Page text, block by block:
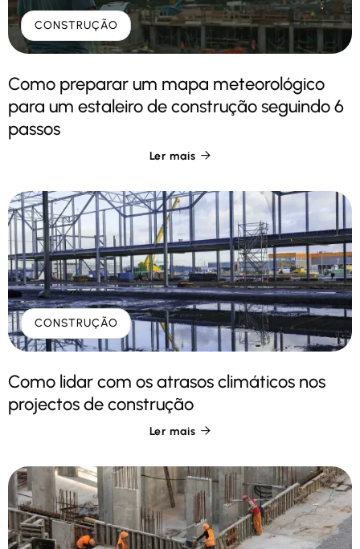
CONSTRUÇÃO
Como preparar um mapa meteorológico
para um estaleiro de construção seguindo 6
passos
Ler mais 
CONSTRUÇÃO
Como lidar com os atrasos climáticos nos
projectos de construção
Ler mais 